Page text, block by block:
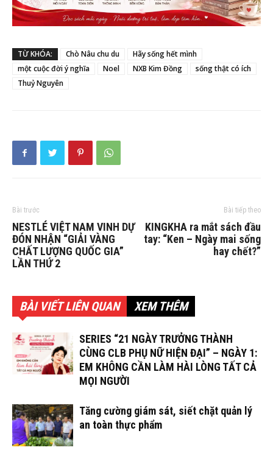
TỪ KHÓA: Chò Nâu chu du
Hãy sống hết mình
một cuộc đời ý nghĩa
Noel NXB Kim Đồng
sống thật có ích
Thuỷ Nguyên
Bài trước
NESTLÉ VIỆT NAM VINH DỰ
ĐÓN NHẬN “GIẢI VÀNG
CHẤT LƯỢNG QUỐC GIA”
LẦN THỨ 2
Bài tiếp theo
KINGKHA ra mắt sách đầu
tay: “Ken – Ngày mai sống
hay chết?”
BÀI VIẾT LIÊN QUAN XEM THÊM
SERIES “21 NGÀY TRƯỞNG THÀNH
CÙNG CLB PHỤ NỮ HIỆN ĐẠI” – NGÀY 1:
EM KHÔNG CẦN LÀM HÀI LÒNG TẤT CẢ
MỌI NGƯỜI
Tăng cường giám sát, siết chặt quản lý
an toàn thực phẩm